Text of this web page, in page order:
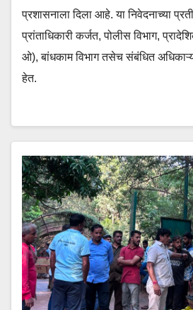
प्रशासनाला दिला आहे. या निवेदनाच्या
प्रांताधिकारी कर्जत, पोलीस विभाग,
ओ), बांधकाम विभाग तसेच संबंधित
हेत.